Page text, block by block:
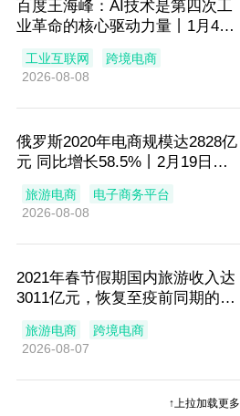
百度王海峰：AI技术是第四次工
业革命的核心驱动力量丨1月4日
工业互联网
跨境电商
2026-08-08
俄罗斯2020年电商规模达2828亿
元 同比增长58.5%丨2月19日
旅游电商
电子商务平台
2026-08-08
2021年春节假期国内旅游收入达
3011亿元，恢复至疫前同期的58.
旅游电商
跨境电商
2026-08-07
↑上拉加载更多